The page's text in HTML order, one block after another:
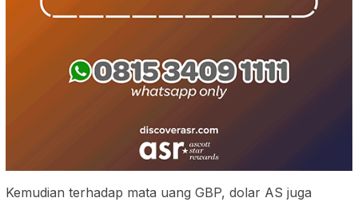
Kemudian terhadap mata uang GBP, dolar AS juga